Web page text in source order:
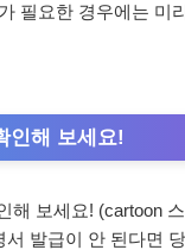
필요한 경우에는 미
인해 보세요!
서 발급이 안 된다면